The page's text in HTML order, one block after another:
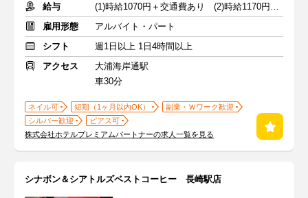
給与
(1)時給1070円＋交通費あり (2)時給1170円＋交通費なし
雇用形態
アルバイト・パート
シフト
週1日以上 1日4時間以上
アクセス
大浦海岸通駅
車30分
ネイル可 短期（1ヶ月以内OK）
副業・Ｗワーク歓迎
シルバー歓迎
ピアス可
株式会社ホテルプレミアムパートナーの求人一覧を見る
シナボン＆シアトルズベストコーヒー 長崎駅店